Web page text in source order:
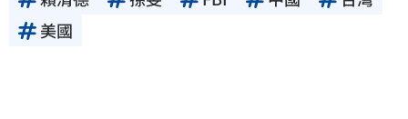
美國